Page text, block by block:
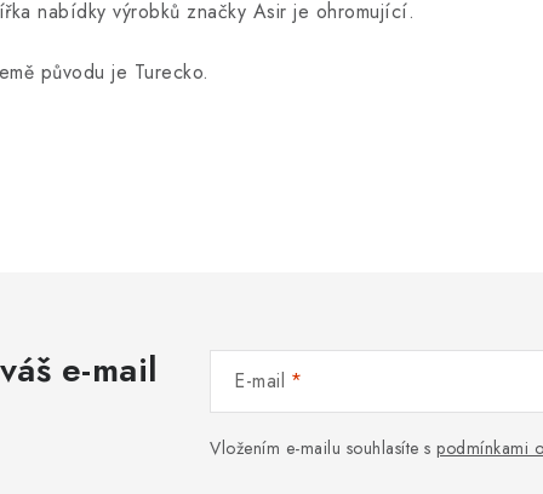
nabídky výrobků značky Asir je ohromující.
původu je Turecko.
e-mail E-mail
Vložením e-mailu souhlasíte s podmínkami